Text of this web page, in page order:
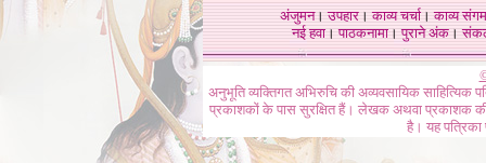
अंजुमन।उपहार।काव्य चर्चा।काव्य संगम
नई हवा। पाठकनामा। पुराने अंक।
अनुभूति व्यक्तिगत अभिरुचि की अव्यवसायिक
प्रकाशकों के पास सुरक्षित हैं। लेखक अथवा प्रकाशक की
है। यह पत्रिका